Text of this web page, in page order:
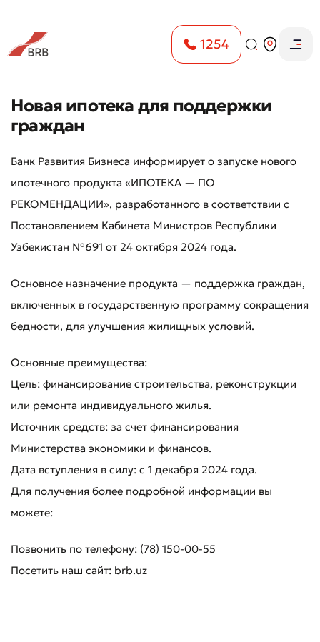
1254
Оцените качество обслуживания
Оставить обращение
Новая ипотека для поддержки
граждан
Банк Развития Бизнеса информирует о запуске нового
ипотечного продукта «ИПОТЕКА — ПО
РЕКОМЕНДАЦИИ», разработанного в соответствии с
Постановлением Кабинета Министров Республики
Узбекистан №691 от 24 октября 2024 года.
Основное назначение продукта — поддержка граждан,
включенных в государственную программу сокращения
бедности, для улучшения жилищных условий.
Основные преимущества:
Цель: финансирование строительства, реконструкции
или ремонта индивидуального жилья.
Источник средств: за счет финансирования
Министерства экономики и финансов.
Дата вступления в силу: с 1 декабря 2024 года.
Для получения более подробной информации вы
можете:
Позвонить по телефону: (78) 150-00-55
Посетить наш сайт: brb.uz